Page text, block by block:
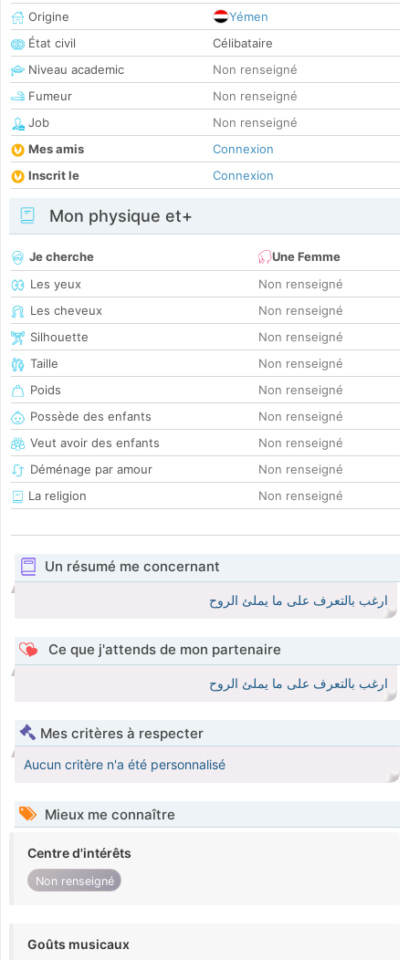
Origine
Yémen
État civil
Célibataire
Niveau academic
Non renseigné
Fumeur
Non renseigné
Job
Non renseigné
Mes amis
Connexion
Inscrit le
Connexion
Mon physique et+
Je cherche
Une Femme
Les yeux
Non renseigné
Les cheveux
Non renseigné
Silhouette
Non renseigné
Taille
Non renseigné
Poids
Non renseigné
Possède des enfants
Non renseigné
Veut avoir des enfants
Non renseigné
Déménage par amour
Non renseigné
La religion
Non renseigné
Un résumé me concernant
ارغب بالتعرف على ما يملئ الروح
Ce que j'attends de mon partenaire
ارغب بالتعرف على ما يملئ الروح
Mes critères à respecter
Aucun critère n'a été personnalisé
Mieux me connaître
Centre d'intérêts
Non renseigné
Goûts musicaux